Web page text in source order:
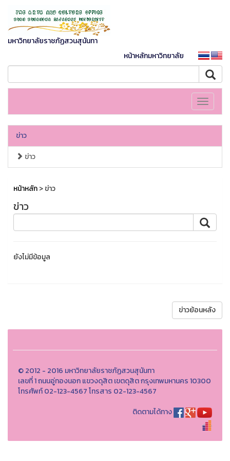
มหาวิทยาลัยราชภัฏสวนสุนันทา
หน้าหลักมหาวิทยาลัย
Toggle
ข่าว
ข่าว
หน้าหลัก> ข่าว
ข่าว
ยังไม่มีข้อมูล
ข่าวย้อนหลัง
© 2012 - 2016 มหาวิทยาลัยราชภัฏสวนสุนันทา
เลขที่ 1 ถนนอู่ทองนอก แขวงดุสิต เขตดุสิต กรุงเทพมหานคร 10300
โทรศัพท์ 02-123-4567 โทรสาร 02-123-4567
ติดตามได้ทาง